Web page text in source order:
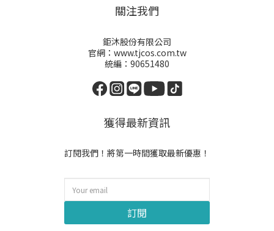
關注我們
鉅沐股份有限公司
官網：www.tjcos.com.tw
統編：90651480
獲得最新資訊
訂閱我們！將第一時間獲取最新優惠！
訂閱